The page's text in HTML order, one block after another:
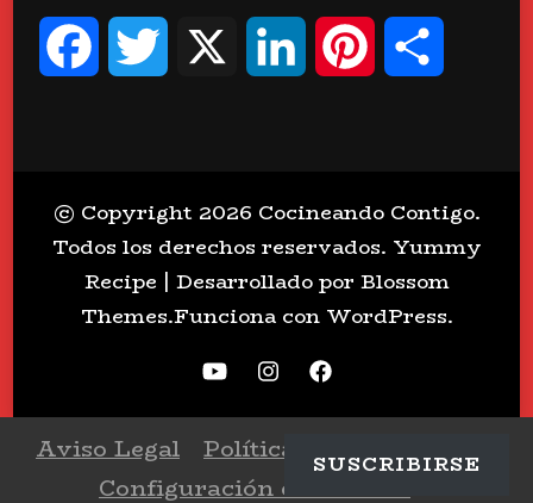
FacebookTwitter LinkedInPinterest
© Copyright 2026 Cocineando Contigo.
Todos los derechos reservados. Yummy
Recipe | Desarrollado por Blossom
Themes.Funciona con WordPress.
SUSCRIBIRSE
Aviso Legal
Política de Privacidad
Configuración de Cookies